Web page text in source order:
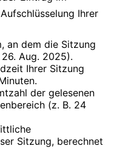
Ihrer
an dem die Sitzung
Aug. 2025).
Ihrer Sitzung
der gelesenen
(z. B. 24
Sitzung, berechnet